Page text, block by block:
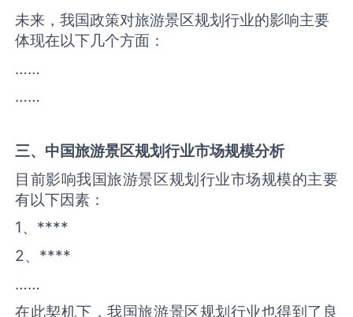
未来，我国政策对旅游景区规划行业的影响主要
体现在以下几个方面：
……
……
三、中国旅游景区规划行业市场规模分析
目前影响我国旅游景区规划行业市场规模的主要
有以下因素：
1、****
2、****
……
在此契机下，我国旅游景区规划行业也得到了良